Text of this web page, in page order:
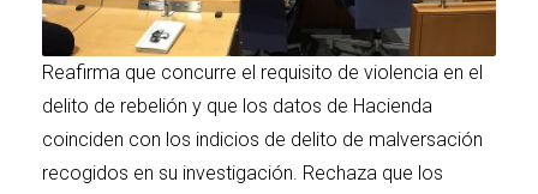
Reafirma que concurre el requisito de violencia en el
delito de rebelión y que los datos de Hacienda
coinciden con los indicios de delito de malversación
recogidos en su investigación. Rechaza que los